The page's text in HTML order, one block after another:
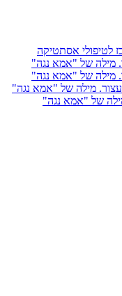
מילה של "אמא נגה"
מילה של "אמא נגה"
מילה של "אמא נגה"
של "אמא נגה"